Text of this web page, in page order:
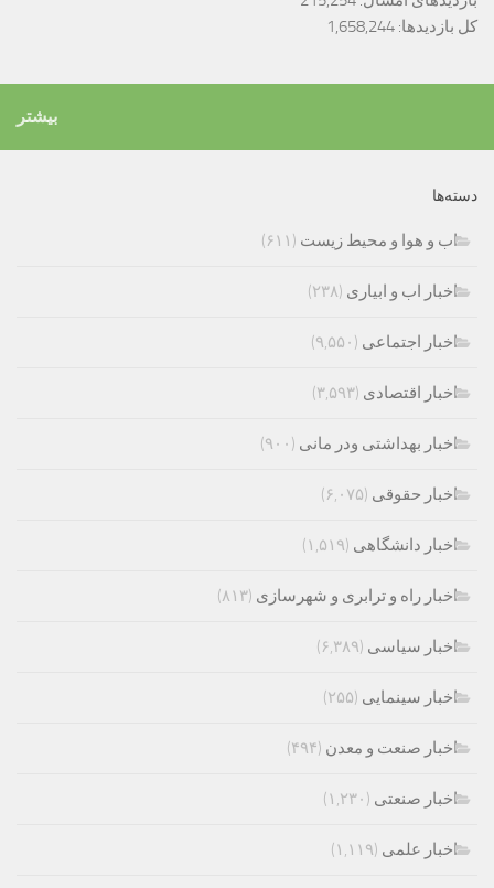
کل بازدیدها: 1,658,244
بیشتر
دسته‌ها
اب و هوا و محیط زیست (۶۱۱)
اخبار اب و ابیاری (۲۳۸)
اخبار اجتماعی (۹,۵۵۰)
اخبار اقتصادی (۳,۵۹۳)
اخبار بهداشتی ودر مانی (۹۰۰)
اخبار حقوقی (۶,۰۷۵)
اخبار دانشگاهی (۱,۵۱۹)
اخبار راه و ترابری و شهرسازی (۸۱۳)
اخبار سیاسی (۶,۳۸۹)
اخبار سینمایی (۲۵۵)
اخبار صنعت و معدن (۴۹۴)
اخبار صنعتی (۱,۲۳۰)
اخبار علمی (۱,۱۱۹)